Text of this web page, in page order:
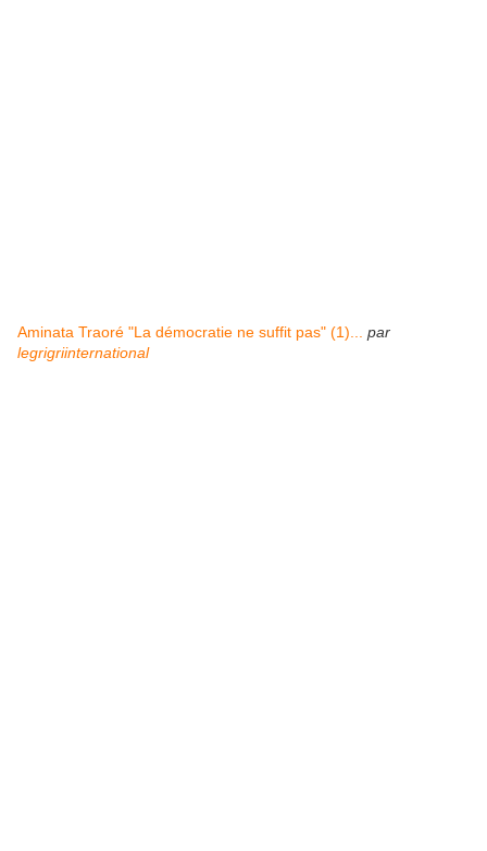
Aminata Traoré "La démocratie ne suffit pas" (1)...
par
legrigriinternational